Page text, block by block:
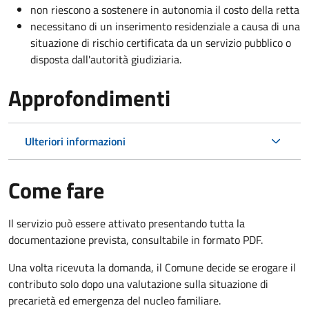
non riescono a sostenere in autonomia il costo della retta
necessitano di un inserimento residenziale a causa di una
situazione di rischio certificata da un servizio pubblico o
disposta dall'autorità giudiziaria.
Approfondimenti
Ulteriori informazioni
Come fare
Il servizio può essere attivato presentando tutta la
documentazione prevista, consultabile in formato PDF.
Una volta ricevuta la domanda, il Comune decide se erogare il
contributo solo dopo una valutazione sulla situazione di
precarietà ed emergenza del nucleo familiare.